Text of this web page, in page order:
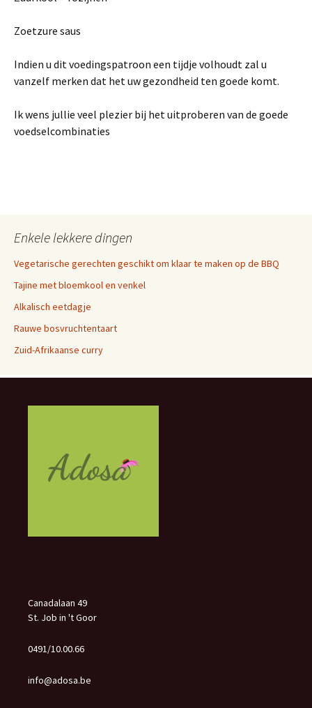
Zoetzure saus
Indien u dit voedingspatroon een tijdje volhoudt zal u
vanzelf merken dat het uw gezondheid ten goede komt.
Ik wens jullie veel plezier bij het uitproberen van de goede
voedselcombinaties
Enkele lekkere dingen
Vegetarische gerechten geschikt om klaar te maken op de BBQ
Tajine met bloemkool en venkel
Alkalisch eetdagje
Rauwe bosvruchtentaart
Zuid-Afrikaanse curry
Canadalaan 49
St. Job in 't Goor
0491/10.00.66
info@adosa.be